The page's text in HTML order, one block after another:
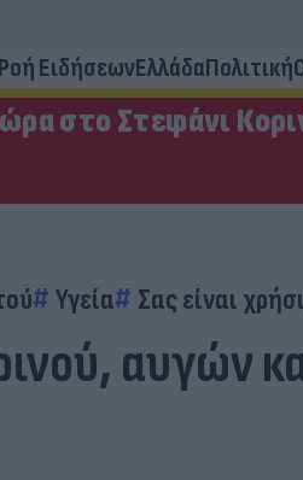
Ροή ΕιδήσεωνΕλλάδαΠολιτική
στο Στεφάνι
Υγεία Σας είναι
αυγών